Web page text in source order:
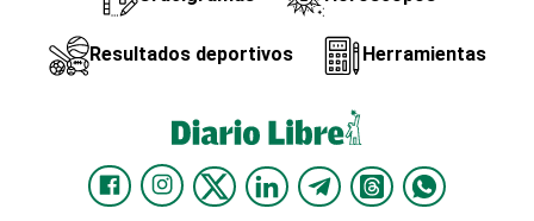
Resultados deportivos Herramientas